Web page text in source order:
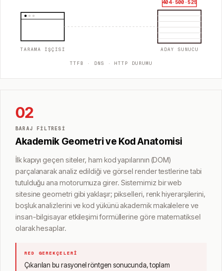
TARAMA IŞÇISI ADAY SUNUCU
TTFB · DNS · HTTP DURUMU
02
BARAJ FILTRESI
Akademik Geometri ve Kod Anatomisi
İlk kapıyı geçen siteler, ham kod yapılarının (DOM)
parçalanarak analiz edildiği ve görsel render testlerine tabi
tutulduğu ana motorumuza girer. Sistemimiz bir web
sitesine geometri gibi yaklaşır; pikselleri, renk hiyerarşilerini,
boşluk analizlerini ve kod yükünü akademik makalelere ve
insan-bilgisayar etkileşimi formüllerine göre matematiksel
olarak hesaplar.
RED GEREKÇELERI
Çıkarılan bu rasyonel röntgen sonucunda, toplam